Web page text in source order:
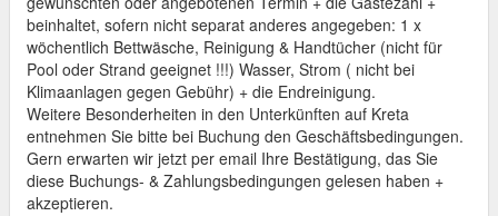
beinhaltet, sofern nicht separat anderes angegeben: 1 x
wöchentlich Bettwäsche, Reinigung & Handtücher (nicht für
Pool oder Strand geeignet !!!) Wasser, Strom ( nicht bei
Klimaanlagen gegen Gebühr) + die Endreinigung.
Weitere Besonderheiten in den Unterkünften auf Kreta
entnehmen Sie bitte bei Buchung den Geschäftsbedingungen.
Gern erwarten wir jetzt per email Ihre Bestätigung, das Sie
diese Buchungs- & Zahlungsbedingungen gelesen haben +
akzeptieren.